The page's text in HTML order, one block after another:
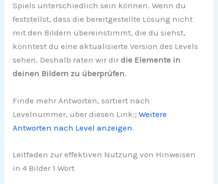
Spiels unterschiedlich sein können. Wenn du
feststellst, dass die bereitgestellte Lösung nicht
mit den Bildern übereinstimmt, die du siehst,
könntest du eine aktualisierte Version des Levels
sehen. Deshalb raten wir dirdie Elemente in
deinen Bildern zu überprüfen.
Finde mehr Antworten, sortiert nach
Levelnummer, über diesen Link:;Weitere
Antworten nach Level anzeigen.
Leitfaden zur effektiven Nutzung von Hinweisen
in 4 Bilder 1 Wort